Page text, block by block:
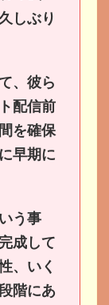
しぶり
、彼ら
配信前
を確保
早期に
う事
成して
、いく
階にあ